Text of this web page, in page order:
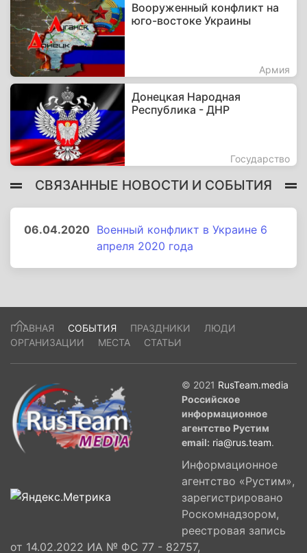
Вооруженный конфликт на
юго-востоке Украины
Армия
Донецкая Народная
Республика - ДНР
Государство
СВЯЗАННЫЕ НОВОСТИ И СОБЫТИЯ
06.04.2020 Военный конфликт в Украине 6
апреля 2020 года
ГЛАВНАЯ СОБЫТИЯ ПРАЗДНИКИ
ЛЮДИ
ОРГАНИЗАЦИИ
МЕСТА СТАТЬИ
© 2021 RusTeam.media
Российское
информационное
агентство Рустим
email: ria@rus.team.
Информационное
агентство «Рустим»,
зарегистрировано
Роскомнадзором,
реестровая запись
от 14.02.2022 ИА № ФС 77 - 82757,